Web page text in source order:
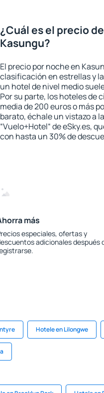
¿Cuál es el precio
Kasungu?
El precio por noche en
clasificación en estrellas y
un hotel de nivel medio
Por su parte, los hoteles de
media de 200 euros o más
barato, échale un vistazo a
“Vuelo+Hotel“ de eSky.es,
con hasta un 30% de
más
especiales, ofertas y
adicionales después
Hotele en Lilongwe